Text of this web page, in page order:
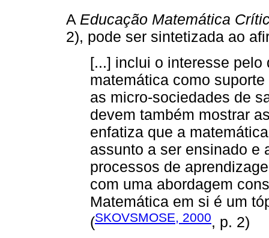
A Educação Matemática
2), pode ser sintetizada ao
[...] inclui o interesse
matemática como
as micro-sociedades de
devem também mostrar
enfatiza que a
assunto a ser ensinado e
processos de
com uma abordagem
Matemática em si é um
(SKOVSMOSE, 2000, p. 2)